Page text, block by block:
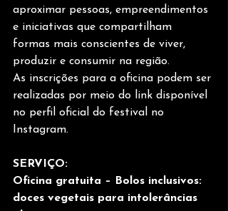
aproximar pessoas, empreendimentos
e iniciativas que compartilham
formas mais conscientes de viver,
produzir e consumir na região.
As inscrições para a oficina podem ser
realizadas por meio do link disponível
no perfil oficial do festival no
Instagram.
SERVIÇO:
Oficina gratuita – Bolos inclusivos:
doces vegetais para intolerâncias